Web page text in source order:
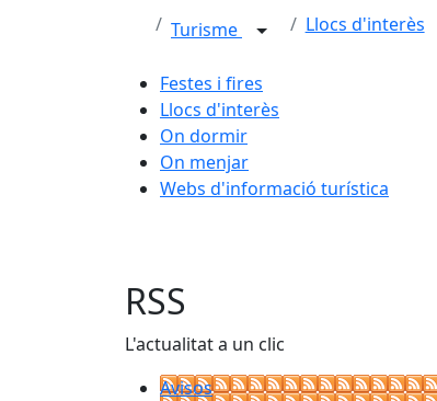
Turisme Llocs d'interès
Festes i fires
Llocs d'interès
On dormir
On menjar
Webs d'informació turística
RSS
L'actualitat a un clic
Avisos